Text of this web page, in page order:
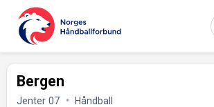
Bergen
Jenter 07 Håndball